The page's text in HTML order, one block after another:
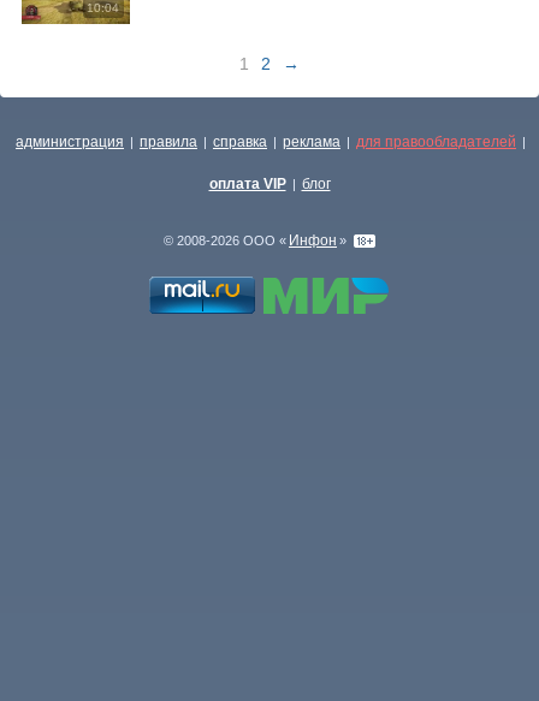
10:04
1 2 →
администрация | правила | справка | реклама | для правообладателей |
оплата VIP | блог
© 2008-2026 ООО « Инфон »